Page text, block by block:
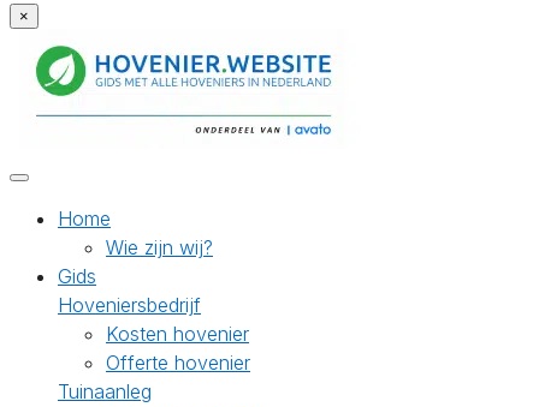
×
Home
Wie zijn wij?
Gids
Hoveniersbedrijf
Kosten hovenier
Offerte hovenier
Tuinaanleg